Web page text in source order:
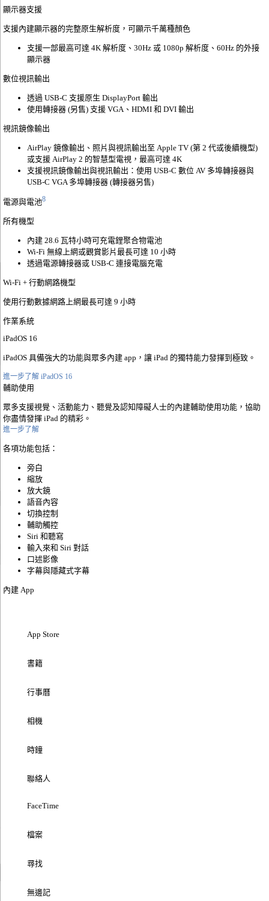
顯示器支援
支援內建顯示器的完整原生解析度，可顯示千萬種顏色
支援一部最高可達 4K 解析度、30Hz 或 1080p 解析度、60Hz 的外接
顯示器
數位視訊輸出
透過 USB-C 支援原生 DisplayPort 輸出
使用轉接器 (另售) 支援 VGA、HDMI 和 DVI 輸出
視訊鏡像輸出
AirPlay 鏡像輸出、照片與視訊輸出至 Apple TV (第 2 代或後續機型)
或支援 AirPlay 2 的智慧型電視，最高可達 4K
支援視訊鏡像輸出與視訊輸出：使用 USB-C 數位 AV 多埠轉接器與
USB-C VGA 多埠轉接器 (轉接器另售)
電源與電池8
所有機型
內建 28.6 瓦特小時可充電鋰聚合物電池
Wi-Fi 無線上網或觀賞影片最長可達 10 小時
透過電源轉接器或 USB-C 連接電腦充電
Wi-Fi + 行動網路機型
使用行動數據網路上網最長可達 9 小時
作業系統
iPadOS 16
iPadOS 具備強大的功能與眾多內建 app，讓 iPad 的獨特能力發揮到極致。
進一步了解 iPadOS 16
輔助使用
眾多支援視覺、活動能力、聽覺及認知障礙人士的內建輔助使用功能，協助
你盡情發揮 iPad 的精彩。
進一步了解
各項功能包括：
旁白
縮放
放大鏡
語音內容
切換控制
輔助觸控
Siri 和聽寫
輸入來和 Siri 對話
口述影像
字幕與隱藏式字幕
內建 App
App Store
書籍
行事曆
相機
時鐘
聯絡人
FaceTime
檔案
尋找
無邊記